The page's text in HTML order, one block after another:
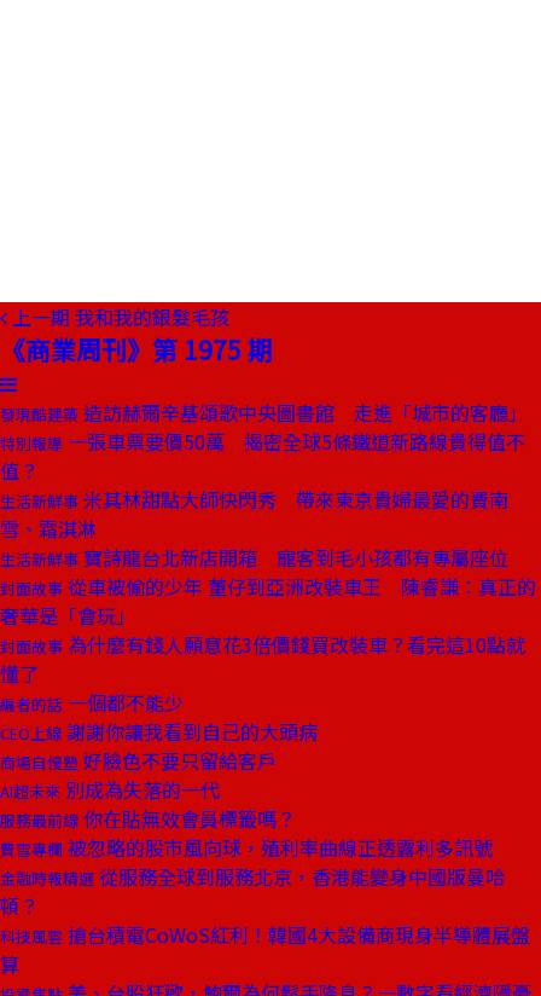
上一期 我和我的銀髮毛孩
《商業周刊》第 1975 期
發現酷建築 造訪赫爾辛基頌歌中央圖書館 走進「城市的客廳」
特別報導 一張車票要價50萬 揭密全球5條鐵道新路線貴得值不
值？
生活新鮮事 米其林甜點大師快閃秀 帶來東京貴婦最愛的費南
雪、霜淇淋
生活新鮮事 寶詩龍台北新店開箱 寵客到毛小孩都有專屬座位
封面故事 從車被偷的少年 董仔到亞洲改裝車王 陳睿謙：真正的
奢華是「會玩」
封面故事 為什麼有錢人願意花3倍價錢買改裝車？看完這10點就
懂了
編者的話 一個都不能少
CEO上線 謝謝你讓我看到自己的大頭病
商場自慢塾 好臉色不要只留給客戶
AI超未來 別成為失落的一代
服務最前線 你在貼無效會員標籤嗎？
費雪專欄 被忽略的股市風向球，殖利率曲線正透露利多訊號
金融時報精選 從服務全球到服務北京，香港能變身中國版曼哈
頓？
科技風雲 搶台積電CoWoS紅利！韓國4大設備商現身半導體展盤
算